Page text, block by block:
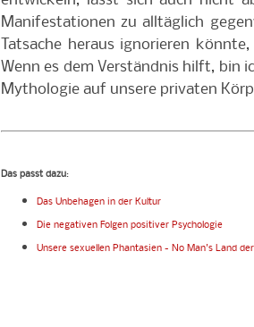
Manifestationen zu alltäglich
Tatsache heraus ignorieren
Wenn es dem Verständnis hilft, bin
Mythologie auf unsere privaten
Das passt dazu:
Das Unbehagen in der Kultur
Die negativen Folgen positiver Psychologie
Unsere sexuellen Phantasien - No Man's Land